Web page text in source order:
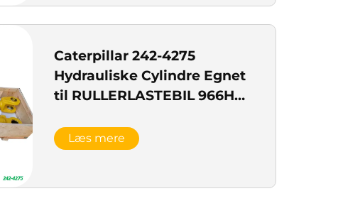
Caterpillar 242-4275
Hydrauliske Cylindre Egnet
til RULLERLASTEBIL 966H
Læs mere